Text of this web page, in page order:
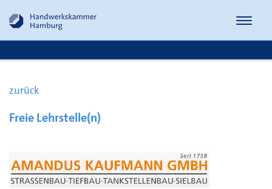
zurück
Freie Lehrstelle(n)